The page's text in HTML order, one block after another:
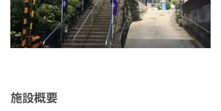
施設概要